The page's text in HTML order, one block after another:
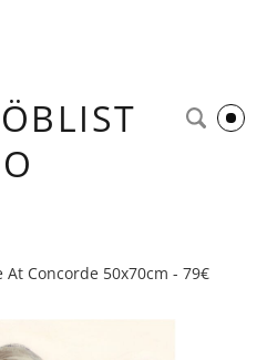
Concorde 50x70cm - 79€